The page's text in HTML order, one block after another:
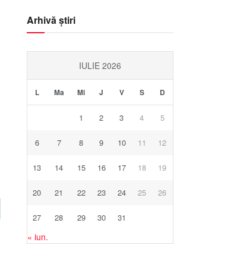
Arhivă știri
IULIE 2026
L Ma Mi J V S D
1 2 3 4 5
6 7 8 9 10 11 12
13 14 15 16 17 18 19
20 21 22 23 24 25 26
27 28 29 30 31
« iun.